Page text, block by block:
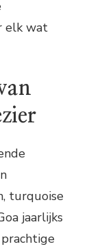
elk wat
turquoise
jaarlijks